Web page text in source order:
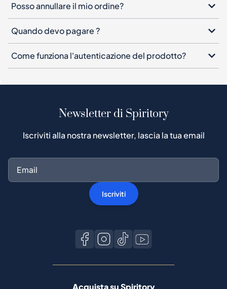
Posso annullare il mio ordine?
Quando devo pagare ?
Come funziona l'autenticazione del prodotto?
Newsletter di Spiritory
Iscriviti alla nostra newsletter, lascia la tua email
Iscriviti
Acquista su Spiritory